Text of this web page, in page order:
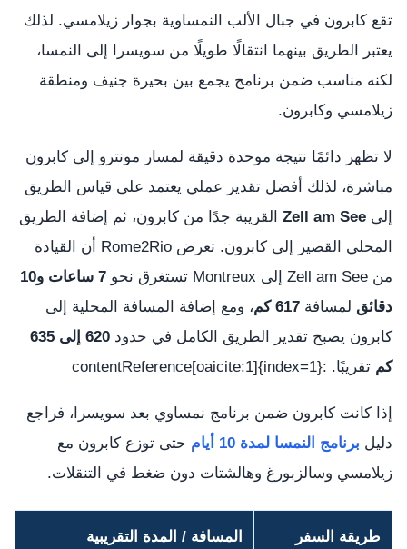
تقع كابرون في جبال الألب النمساوية بجوار زيلامسي. لذلك
يعتبر الطريق بينهما انتقالًا طويلًا من سويسرا إلى النمسا،
لكنه مناسب ضمن برنامج يجمع بين بحيرة جنيف ومنطقة
زيلامسي وكابرون.
لا تظهر دائمًا نتيجة موحدة دقيقة لمسار مونترو إلى كابرون
مباشرة، لذلك أفضل تقدير عملي يعتمد على قياس الطريق
إلى Zell am See القريبة جدًا من كابرون، ثم إضافة الطريق
المحلي القصير إلى كابرون. تعرض Rome2Rio أن القيادة
من Zell am See إلى Montreux تستغرق نحو
7 ساعات و10
دقائق لمسافة 617 كم
، ومع إضافة المسافة المحلية إلى
كابرون يصبح تقدير الطريق الكامل في حدود
620 إلى 635
كم تقريبًا. :contentReference[oaicite:1]{index=1}
إذا كانت كابرون ضمن برنامج نمساوي بعد سويسرا، فراجع
دليل برنامج النمسا لمدة 10 أيام
حتى توزع كابرون مع
زيلامسي وسالزبورغ وهالشتات دون ضغط في التنقلات.
طريقة السفر المسافة / المدة التقريبية